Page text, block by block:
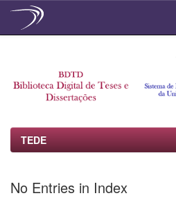
TEDE
No Entries in Index